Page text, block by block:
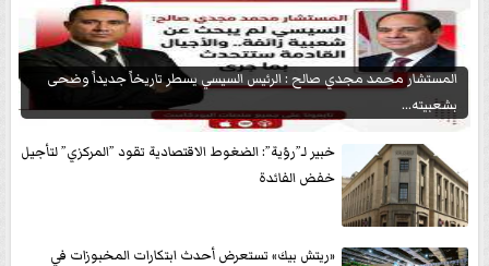
المستشار محمد مجدي صالح : الرئيس السيسي يسطر تاريخاً جديداً وضحى
بشعبيته...
خبير لـ”رؤية”: الضغوط الاقتصادية تقود ”المركزي” لتأجيل
خفض الفائدة
«ريتش بيك» تستعرض أحدث ابتكارات المخبوزات في